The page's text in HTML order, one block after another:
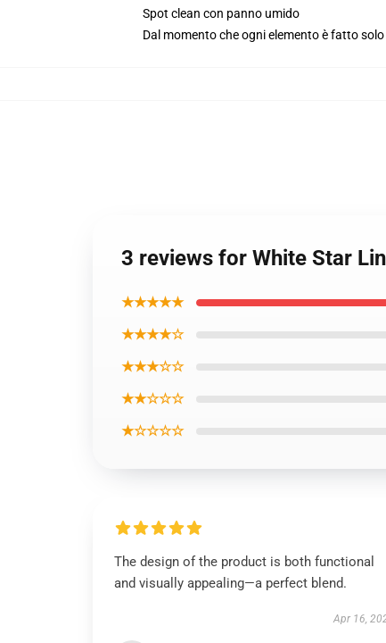
Spot clean con panno umido
Dal momento che ogni elemento è fatto
3 reviews for White Star
★★★★★
★★★★☆
★★★☆☆
★★☆☆☆
★☆☆☆☆
The design of the product is both functional
and visually appealing—a perfect blend.
Apr 16,